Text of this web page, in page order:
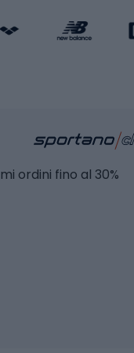
da pattinaggio
al siluro
a spinning
ordini fino al 30%